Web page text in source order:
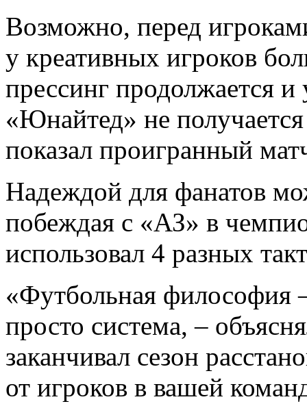
Возможно, перед
у креативных игроков
прессинг продолжается
«Юнайтед» не
показал проигранный
Надеждой для фанатов
побеждая с «АЗ» в
использовал 4 разных
«Футбольная философия
просто система, –
заканчивал сезон
от игроков в вашей